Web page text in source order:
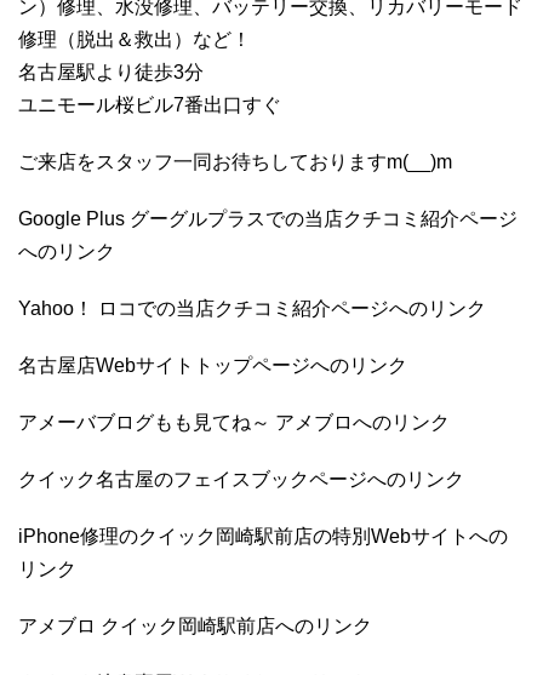
ン）修理、水没修理、バッテリー交換、リカバリーモード
修理（脱出＆救出）など！
名古屋駅より徒歩3分
ユニモール桜ビル7番出口すぐ
ご来店をスタッフ一同お待ちしておりますm(__)m
Google Plus グーグルプラスでの当店クチコミ紹介ページ
へのリンク
Yahoo！ ロコでの当店クチコミ紹介ページへのリンク
名古屋店Webサイトトップページへのリンク
アメーバブログもも見てね～ アメブロへのリンク
クイック名古屋のフェイスブックページへのリンク
iPhone修理のクイック岡崎駅前店の特別Webサイトへの
リンク
アメブロ クイック岡崎駅前店へのリンク